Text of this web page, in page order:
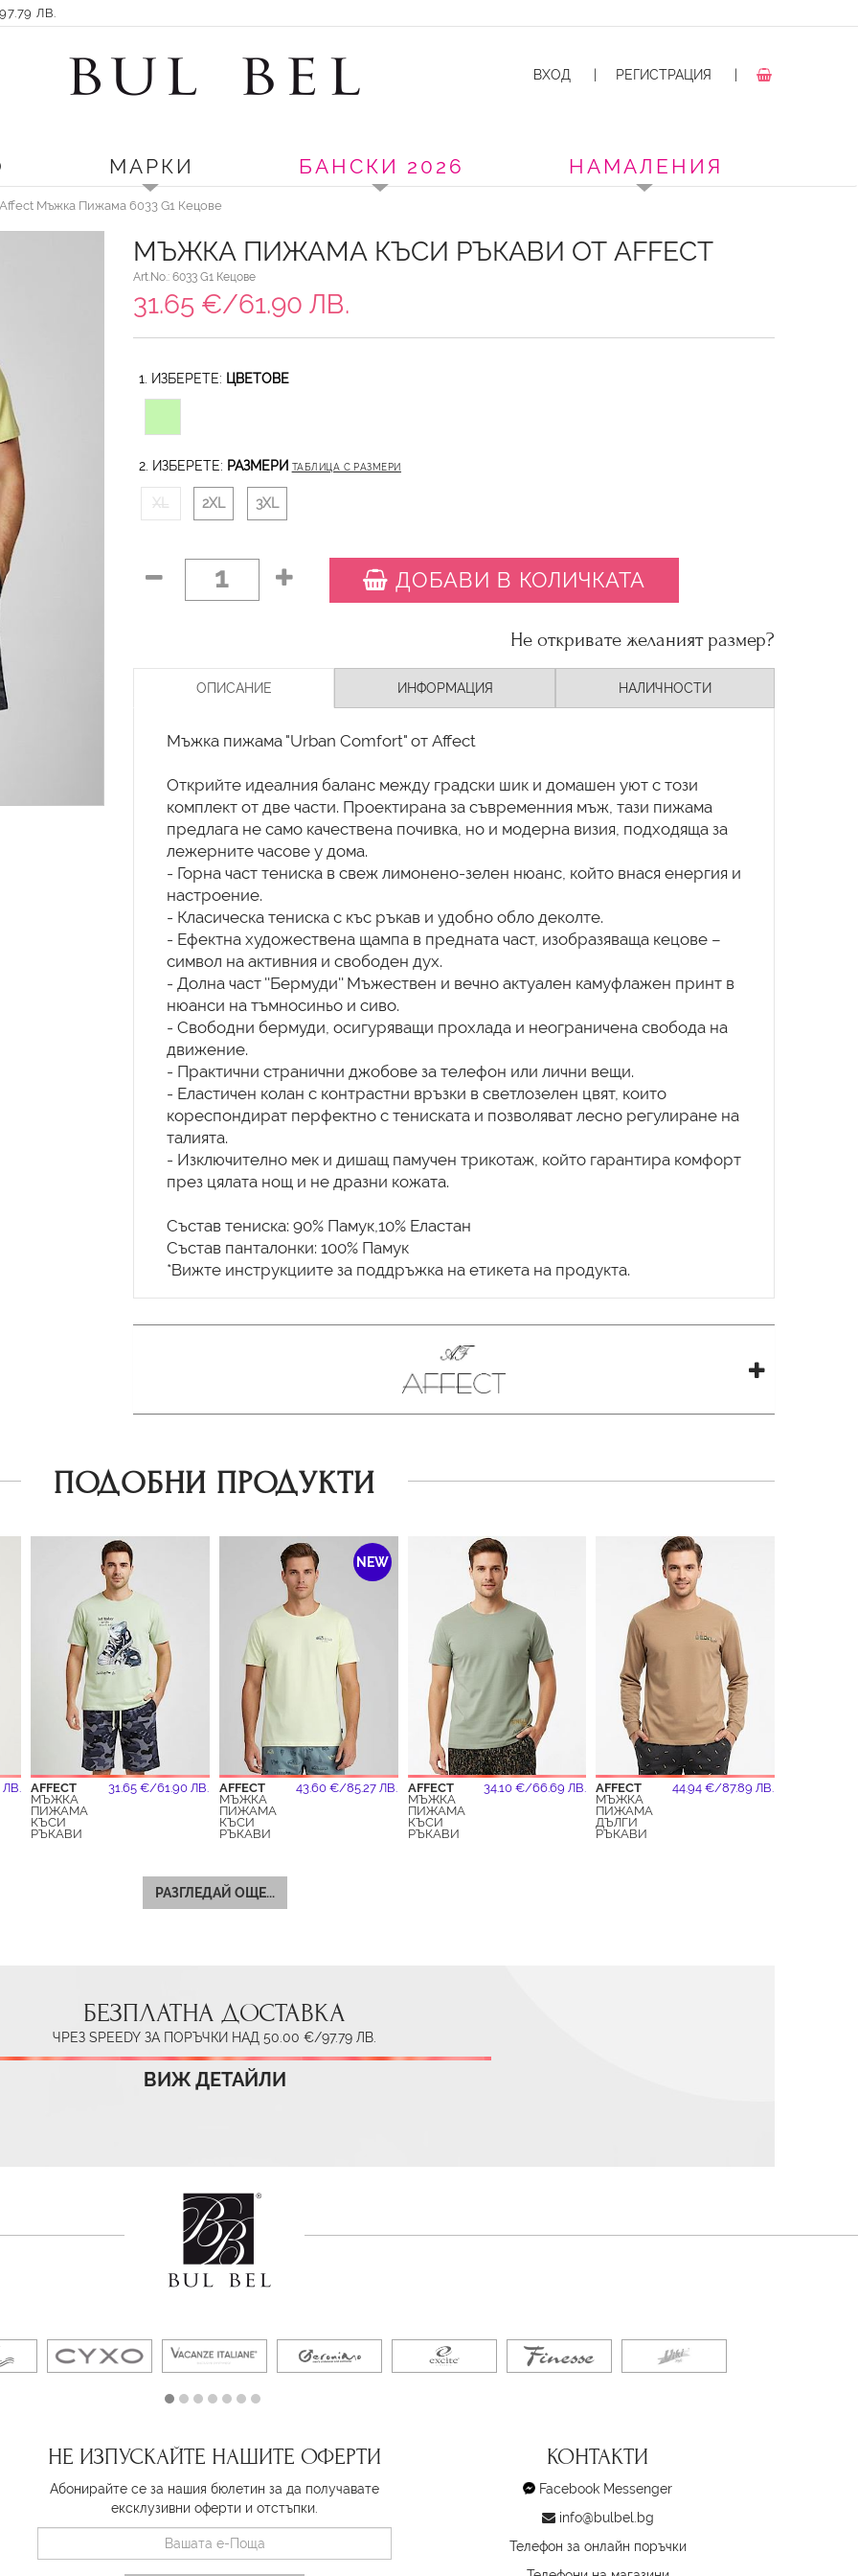
ЛВ.
ВХОД РЕГИСТРАЦИЯ
МАРКИ БАНСКИ 2026 НАМАЛЕНИЯ
Affect Мъжка Пижама 6033 G1 Кецове
МЪЖКА ПИЖАМА КЪСИ РЪКАВИ ОТ AFFECT
Art.No.: 6033 G1 Кецове
31.65 €/61.90 ЛВ.
1. ИЗБЕРЕТЕ: ЦВЕТОВЕ
2. ИЗБЕРЕТЕ: РАЗМЕРИ ТАБЛИЦА С РАЗМЕРИ
XL 2XL 3XL
1 ДОБАВИ В КОЛИЧКАТА
Не откривате желаният размер?
ОПИСАНИЕ ИНФОРМАЦИЯ НАЛИЧНОСТИ
Мъжка пижама "Urban Comfort" от Affect
Открийте идеалния баланс между градски шик и домашен уют с този
комплект от две части. Проектирана за съвременния мъж, тази пижама
предлага не само качествена почивка, но и модерна визия, подходяща за
лежерните часове у дома.
- Горна част тениска в свеж лимонено-зелен нюанс, който внася енергия и
настроение.
- Класическа тениска с къс ръкав и удобно обло деколте.
- Ефектна художествена щампа в предната част, изобразяваща кецове –
символ на активния и свободен дух.
- Долна част ''Бермуди'' Мъжествен и вечно актуален камуфлажен принт в
нюанси на тъмносиньо и сиво.
- Свободни бермуди, осигуряващи прохлада и неограничена свобода на
движение.
- Практични странични джобове за телефон или лични вещи.
- Еластичен колан с контрастни връзки в светлозелен цвят, които
кореспондират перфектно с тениската и позволяват лесно регулиране на
талията.
- Изключително мек и дишащ памучен трикотаж, който гарантира комфорт
през цялата нощ и не дразни кожата.
Състав тениска: 90% Памук,10% Еластан
Състав панталонки: 100% Памук
*Вижте инструкциите за поддръжка на етикета на продукта.
ПОДОБНИ ПРОДУКТИ
ЛВ. AFFECT
31.65 €/61.90 ЛВ.
МЪЖКА
ПИЖАМА
КЪСИ
РЪКАВИ
NEW
AFFECT
43.60 €/85.27 ЛВ.
МЪЖКА
ПИЖАМА
КЪСИ
РЪКАВИ
AFFECT
34.10 €/66.69 ЛВ.
МЪЖКА
ПИЖАМА
КЪСИ
РЪКАВИ
AFFECT
44.94 €/87.89 ЛВ.
МЪЖКА
ПИЖАМА
ДЪЛГИ
РЪКАВИ
РАЗГЛЕДАЙ ОЩЕ...
БЕЗПЛАТНА ДОСТАВКА
ЧРЕЗ SPEEDY ЗА ПОРЪЧКИ НАД 50.00 €/97.79 ЛВ.
ВИЖ ДЕТАЙЛИ
НЕ ИЗПУСКАЙТЕ НАШИТЕ ОФЕРТИ
Абонирайте се за нашия бюлетин за да получавате
ексклузивни оферти и отстъпки.
КОНТАКТИ
Facebook Messenger
info@bulbel.bg
Телефон за онлайн поръчки